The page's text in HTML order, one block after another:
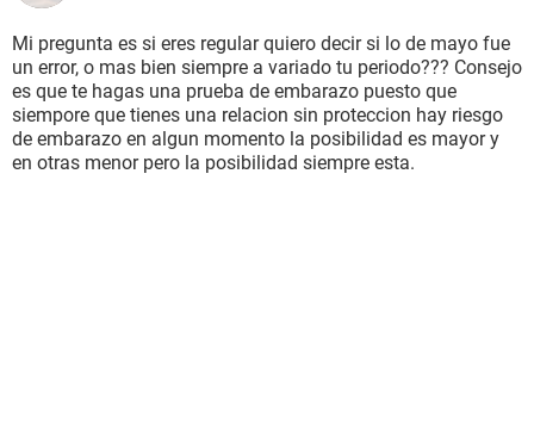
Mi pregunta es si eres regular quiero decir si lo de mayo fue
un error, o mas bien siempre a variado tu periodo??? Consejo
es que te hagas una prueba de embarazo puesto que
siempore que tienes una relacion sin proteccion hay riesgo
de embarazo en algun momento la posibilidad es mayor y
en otras menor pero la posibilidad siempre esta.